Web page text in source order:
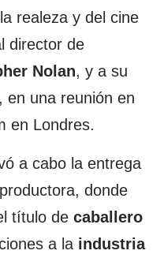
realeza y del cine
director de
Nolan, y a su
, en una reunión en
en Londres.
a cabo la entrega
donde
título de caballero
a la industria